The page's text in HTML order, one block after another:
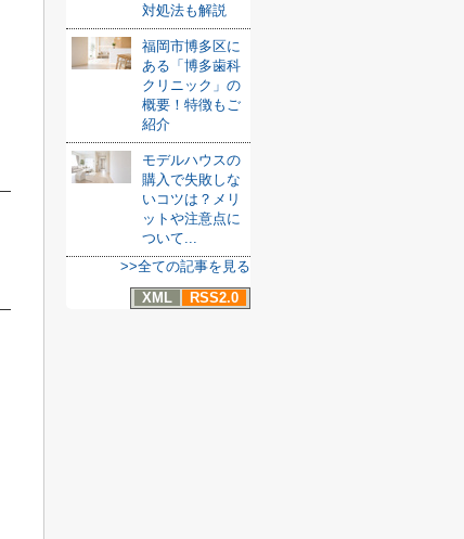
対処法も解説
福岡市博多区に
ある「博多歯科
クリニック」の
概要！特徴もご
紹介
モデルハウスの
購入で失敗しな
いコツは？メリ
ットや注意点に
ついて...
>>全ての記事を見る
XML
RSS2.0